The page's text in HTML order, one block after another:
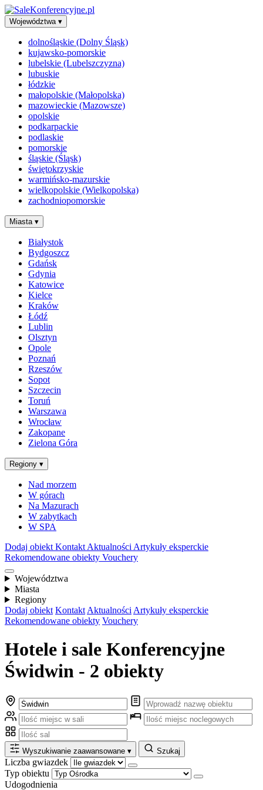
Województwa ▾
dolnośląskie (Dolny Śląsk)
kujawsko-pomorskie
lubelskie (Lubelszczyzna)
lubuskie
łódzkie
małopolskie (Małopolska)
mazowieckie (Mazowsze)
opolskie
podkarpackie
podlaskie
pomorskie
śląskie (Śląsk)
świętokrzyskie
warmińsko-mazurskie
wielkopolskie (Wielkopolska)
zachodniopomorskie
Miasta ▾
Białystok
Bydgoszcz
Gdańsk
Gdynia
Katowice
Kielce
Kraków
Łódź
Lublin
Olsztyn
Opole
Poznań
Rzeszów
Sopot
Szczecin
Toruń
Warszawa
Wrocław
Zakopane
Zielona Góra
Regiony ▾
Nad morzem
W górach
Na Mazurach
W zabytkach
W SPA
Dodaj obiekt Kontakt Aktualności Artykuły eksperckie
Rekomendowane obiekty Vouchery
Województwa
Miasta
Regiony
Dodaj obiekt Kontakt Aktualności Artykuły eksperckie
Rekomendowane obiekty Vouchery
Hotele i sale Konferencyjne
Świdwin - 2 obiekty
Wyszukiwanie zaawansowane ▾ Szukaj
Liczba gwiazdek
Typ obiektu
Udogodnienia